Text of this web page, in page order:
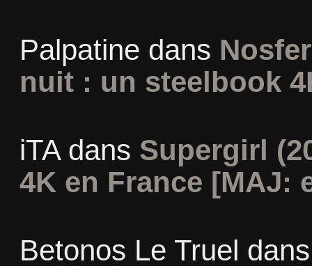
Palpatine dans
nuit : un steelbook
iTAdans Supergirl
4K en France [MAJ:
Betonos Le Truel